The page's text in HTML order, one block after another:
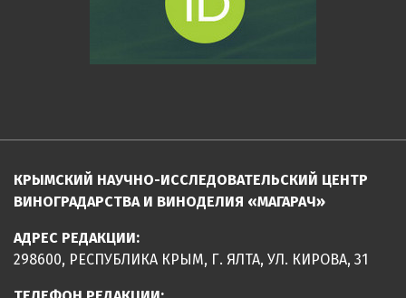
КРЫМСКИЙ НАУЧНО-ИССЛЕДОВАТЕЛЬСКИЙ ЦЕНТР
ВИНОГРАДАРСТВА И ВИНОДЕЛИЯ «МАГАРАЧ»
АДРЕС РЕДАКЦИИ:
298600, РЕСПУБЛИКА КРЫМ, Г. ЯЛТА, УЛ. КИРОВА, 31